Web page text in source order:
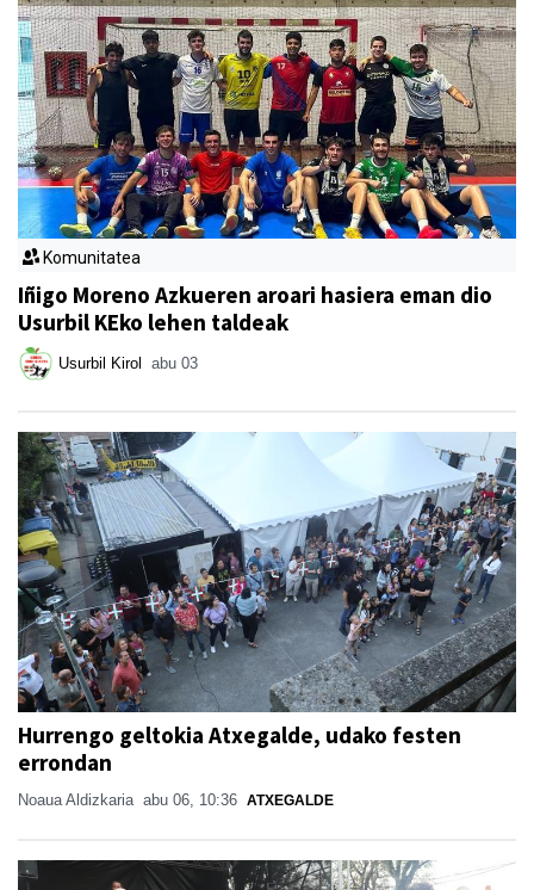
Komunitatea
Iñigo Moreno Azkueren aroari hasiera eman dio
Usurbil KEko lehen taldeak
Usurbil Kirol abu 03
Hurrengo geltokia Atxegalde, udako festen
errondan
Noaua Aldizkaria abu 06, 10:36 ATXEGALDE